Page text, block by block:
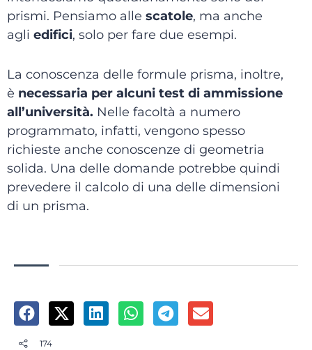
prismi. Pensiamo alle scatole, ma anche
agli edifici, solo per fare due esempi.
La conoscenza delle formule prisma, inoltre,
è necessaria per alcuni test di ammissione
all’università. Nelle facoltà a numero
programmato, infatti, vengono spesso
richieste anche conoscenze di geometria
solida. Una delle domande potrebbe quindi
prevedere il calcolo di una delle dimensioni
di un prisma.
174